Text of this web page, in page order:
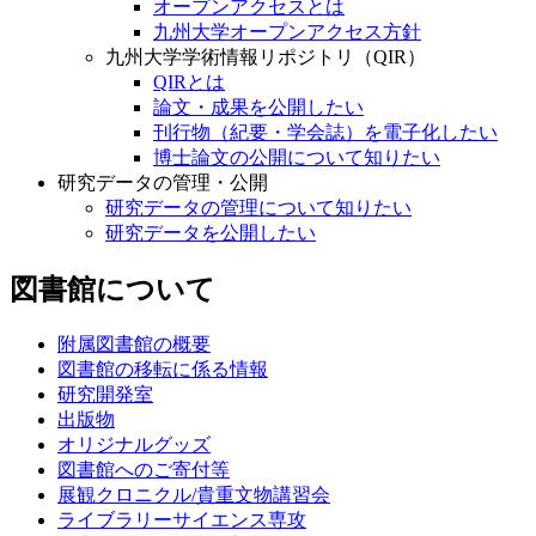
オープンアクセスとは
九州大学オープンアクセス方針
九州大学学術情報リポジトリ（QIR）
QIRとは
論文・成果を公開したい
刊行物（紀要・学会誌）を電子化したい
博士論文の公開について知りたい
研究データの管理・公開
研究データの管理について知りたい
研究データを公開したい
図書館について
附属図書館の概要
図書館の移転に係る情報
研究開発室
出版物
オリジナルグッズ
図書館へのご寄付等
展観クロニクル/貴重文物講習会
ライブラリーサイエンス専攻